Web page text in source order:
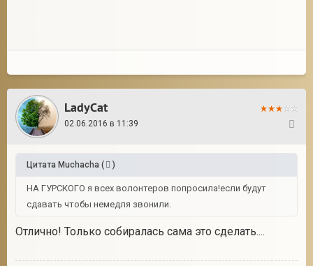
LadyCat
02.06.2016 в 11:39
Цитата Muchacha ( )
НА ГУРСКОГО я всех волонтеров попросила!если будут
сдавать чтобы немедля звонили.
Отлично! Только собиралась сама это сделать....